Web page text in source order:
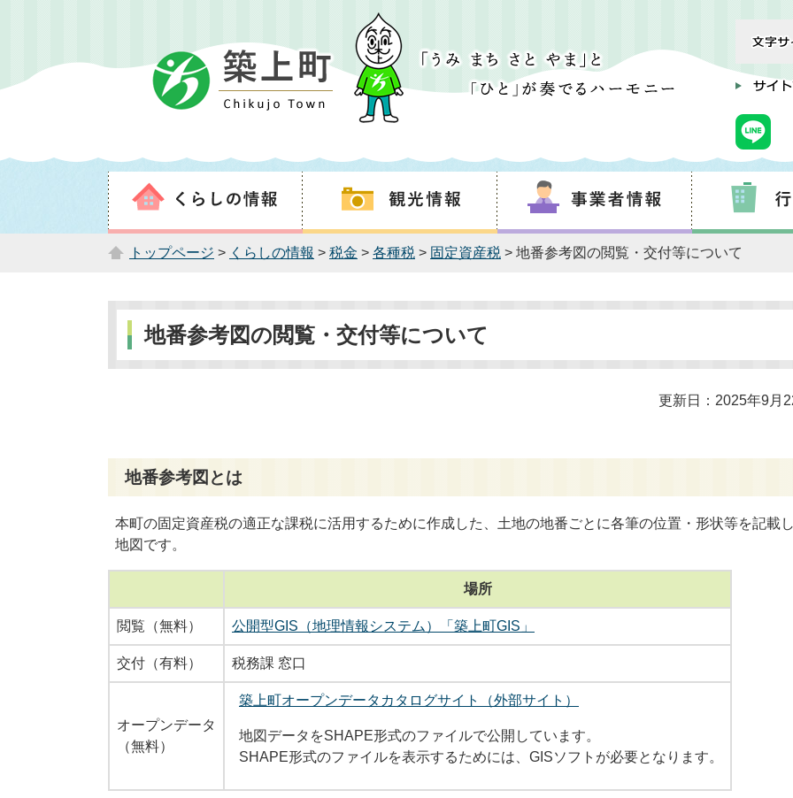
トップページ > くらしの情報 > 税金 > 各種税 > 固定資産税 > 地番参考図の閲覧・交付等について
地番参考図の閲覧・交付等について
更新日：2025年9月
地番参考図とは
本町の固定資産税の適正な課税に活用するために作成した、土地の地番ごとに各筆の位置・形状等を記載
地図です。
場所
閲覧（無料） 公開型GIS（地理情報システム）「築上町GIS」
交付（有料） 税務課 窓口
オープンデータ
（無料）
築上町オープンデータカタログサイト（外部サイト）
地図データをSHAPE形式のファイルで公開しています。
SHAPE形式のファイルを表示するためには、GISソフトが必要となります。